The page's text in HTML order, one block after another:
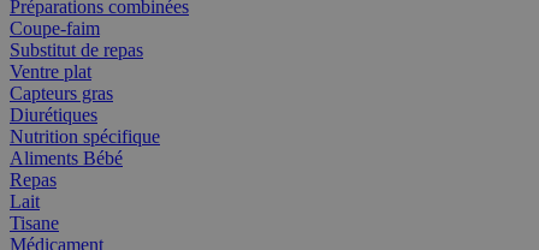
Préparations combinées
Coupe-faim
Substitut de repas
Ventre plat
Capteurs gras
Diurétiques
Nutrition spécifique
Aliments Bébé
Repas
Lait
Tisane
Médicament